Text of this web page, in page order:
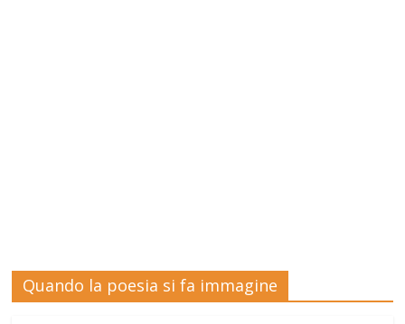
Quando la poesia si fa immagine